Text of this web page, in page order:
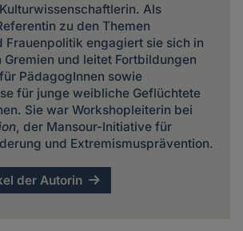
Als
zu den Themen
Frauenpolitik engagiert sie sich in
und leitet Fortbildungen
PädagogInnen sowie
für junge weibliche Geflüchtete
Sie war Workshopleiterin bei
, der Mansour-Initiative für
und Extremismusprävention.
der Autorin